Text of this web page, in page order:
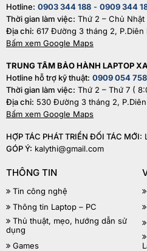
Hotline: 0903 344 188 - 0909 344
Thời gian làm việc: Thứ 2 – Chủ Nhật
Địa chỉ: 617 Đường 3 tháng 2, P.Diên
Bấm xem Google Maps
TRUNG TÂM BẢO HÀNH LAPTOP
Hotline hỗ trợ kỹ thuật: 0909 054 758
Thời gian làm việc: Thứ 2 – Thứ 7 (
Địa chỉ: 530 Đường 3 tháng 2,
Bấm xem Google Maps
HỢP TÁC PHÁT TRIỂN ĐỐI TÁC MỚI:
GÓP Ý: kalythi@gmail.com
THÔNG TIN
Tin công nghệ
Thông tin Laptop – PC
Thủ thuật, mẹo, hướng dẫn sử
dụng
Games